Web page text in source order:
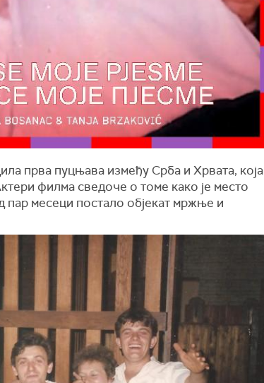
прва пуцњава између Срба и Хрвата, која
филма сведоче о томе како је место
пар месеци постало објекат мржње и